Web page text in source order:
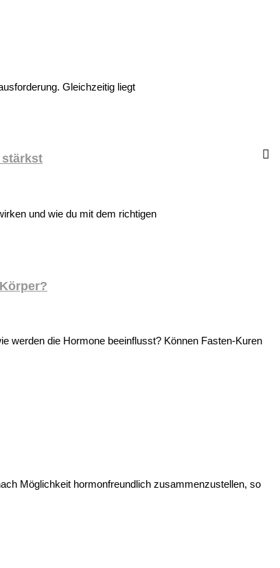
Gleichzeitig liegt
stärkst
und wie du mit dem richtigen
werden die Hormone beeinflusst? Können Fasten-Kuren
Möglichkeit hormonfreundlich zusammenzustellen, so